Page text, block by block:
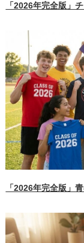
「2026年完全版」
「2026年完全版」